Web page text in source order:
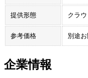
提供形態 クラウ
参考価格 別途
企業情報